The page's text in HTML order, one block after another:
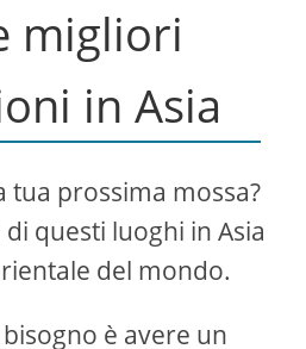
migliori
in Asia
tua prossima mossa?
questi luoghi in Asia
del mondo.
è avere un